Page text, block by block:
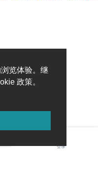
览体验。继
政策。
登录